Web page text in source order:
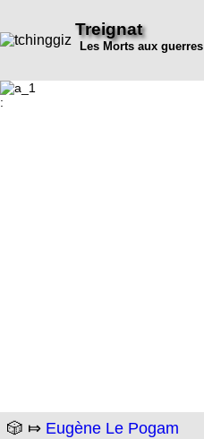
Treignat
Les Morts aux guerres
:
🎲 ⤇ Eugène Le Pogam